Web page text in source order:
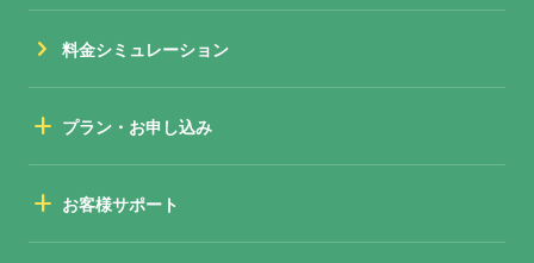
chevron_right 料金シミュレーション
add プラン・お申し込み
add お客様サポート